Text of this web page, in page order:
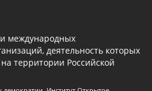
международных
деятельность которых
территории Российской